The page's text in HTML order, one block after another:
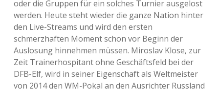
oder die Gruppen für ein solches Turnier ausgelost
werden. Heute steht wieder die ganze Nation hinter
den Live-Streams und wird den ersten
schmerzhaften Moment schon vor Beginn der
Auslosung hinnehmen müssen. Miroslav Klose, zur
Zeit Trainerhospitant ohne Geschäftsfeld bei der
DFB-Elf, wird in seiner Eigenschaft als Weltmeister
von 2014 den WM-Pokal an den Ausrichter Russland